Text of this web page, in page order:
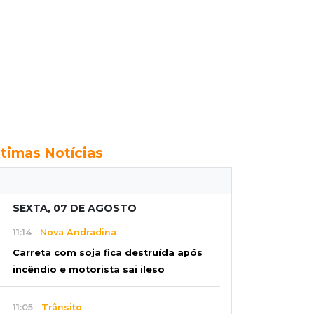
Notícias
SEXTA, 07 DE AGOSTO
11:14 Nova Andradina
Carreta com soja fica destruída após
incêndio e motorista sai ileso
11:05 Trânsito